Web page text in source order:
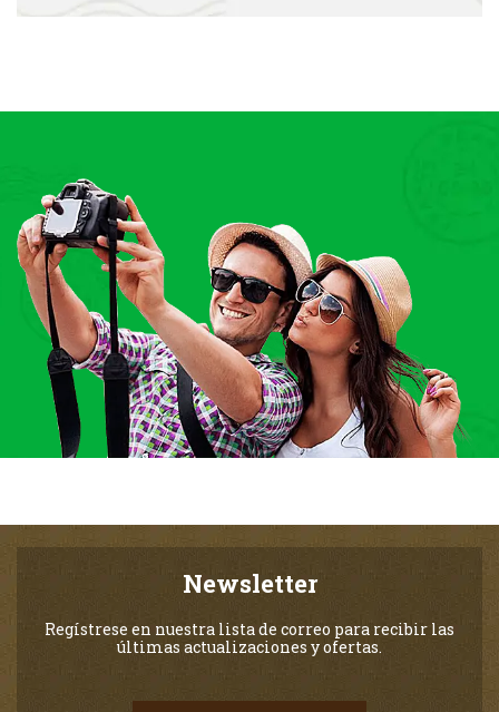
Newsletter
Regístrese en nuestra lista de correo para recibir las
últimas actualizaciones y ofertas.